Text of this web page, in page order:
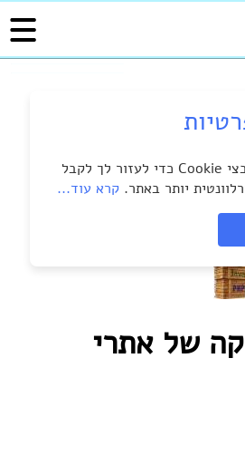
אתר זה משתמש בקובצי Cookie כדי לעזור לך לקבל
יותר באתר. קרא עוד...
של אתרי